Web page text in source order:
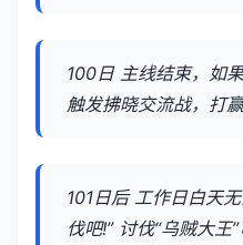
100日 主线结束，如
触发拂晓交流战，打
101日后 工作日白天
伐吧!” 讨伐“乌贼大王